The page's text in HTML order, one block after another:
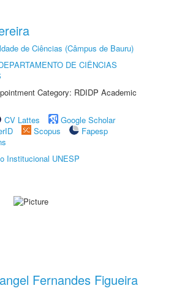
de Ciências (Câmpus de Bauru)
DE CIÊNCIAS
Category: RDIDP Academic
CV Lattes
Google Scholar
Scopus
Fapesp
Institucional UNESP
Fernandes Figueira